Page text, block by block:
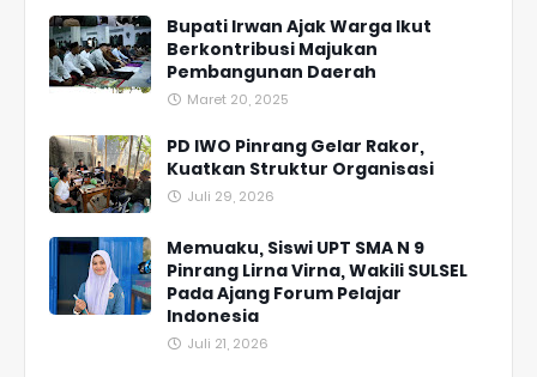
Bupati Irwan Ajak Warga Ikut
Berkontribusi Majukan
Pembangunan Daerah
Maret 20, 2025
PD IWO Pinrang Gelar Rakor,
Kuatkan Struktur Organisasi
Juli 29, 2026
Memuaku, Siswi UPT SMA N 9
Pinrang Lirna Virna, Wakili SULSEL
Pada Ajang Forum Pelajar
Indonesia
Juli 21, 2026